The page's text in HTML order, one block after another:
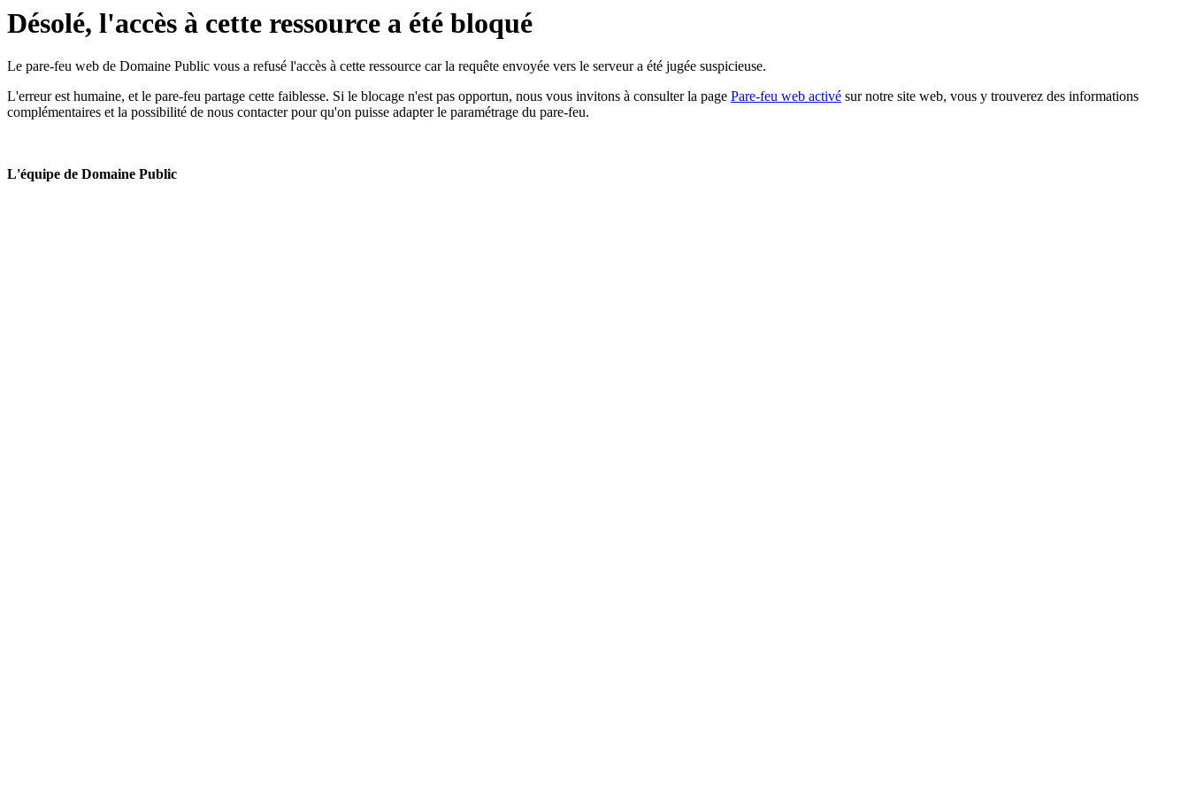
Désolé, l'accès à cette ressource a été bloqué
Le pare-feu web de Domaine Public vous a refusé l'accès à cette ressource car la requête envoyée vers le serveur a été jugée suspicieuse.
L'erreur est humaine, et le pare-feu partage cette faiblesse. Si le blocage n'est pas opportun, nous vous invitons à consulter la page Pare-feu web activé sur notre site web, vous y trouverez des informations
complémentaires et la possibilité de nous contacter pour qu'on puisse adapter le paramétrage du pare-feu.
L'équipe de Domaine Public